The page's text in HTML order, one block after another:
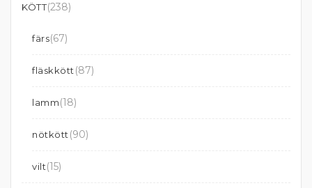
KÖTT(238)
färs(67)
fläskkött (87)
lamm(18)
nötkött (90)
vilt(15)